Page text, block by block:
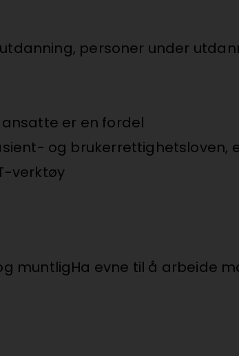
personer under
er en fordel
og brukerrettighetsloven,
verktøy
muntligHa evne til å arbeide